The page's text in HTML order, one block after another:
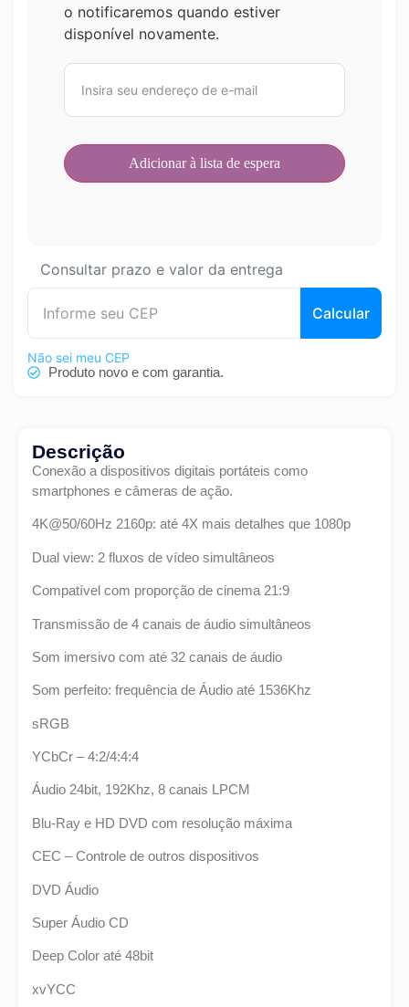
o notificaremos quando estiver
disponível novamente.
Consultar prazo e valor da entrega
Calcular
Não sei meu CEP
Produto novo e com garantia.
Descrição
Conexão a dispositivos digitais portáteis como
smartphones e câmeras de ação.
4K@50/60Hz 2160p: até 4X mais detalhes que 1080p
Dual view: 2 fluxos de vídeo simultâneos
Compatível com proporção de cinema 21:9
Transmissão de 4 canais de áudio simultâneos
Som imersivo com até 32 canais de áudio
Som perfeito: frequência de Áudio até 1536Khz
sRGB
YCbCr – 4:2/4:4:4
Áudio 24bit, 192Khz, 8 canais LPCM
Blu-Ray e HD DVD com resolução máxima
CEC – Controle de outros dispositivos
DVD Áudio
Super Áudio CD
Deep Color até 48bit
xvYCC